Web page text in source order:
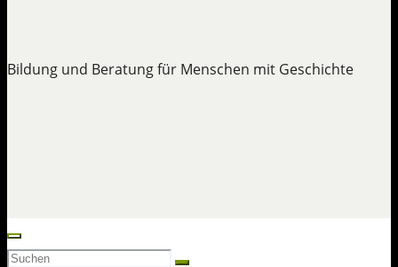
Bildung und Beratung für Menschen mit Geschichte